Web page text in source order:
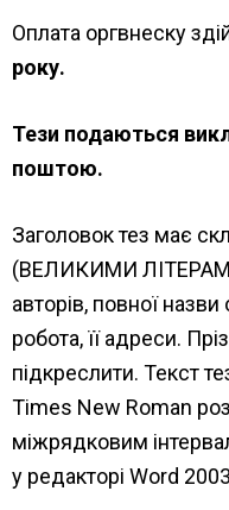
Оплата оргвнеску
року.
Тези подаються
поштою.
Заголовок тез має
(ВЕЛИКИМИ
авторів, повної назви
робота, її адреси.
підкреслити. Текст
Times New Roman
міжрядковим
у редакторі Word